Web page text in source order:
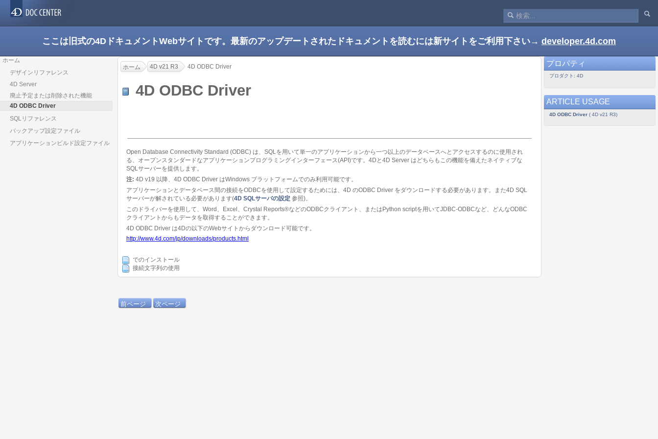
ここは旧式の4DドキュメントWebサイトです。最新のアップデートされたドキュメントを読むには新サイトをご利用下さい→ developer.4d.com
ホーム
デザインリファレンス
4D Server
廃止予定または削除された機能
4D ODBC Driver
SQLリファレンス
バックアップ設定ファイル
アプリケーションビルド設定ファイル
ホーム 4D v21 R3 4D ODBC Driver
4D ODBC Driver
Open Database Connectivity Standard (ODBC) は、SQLを用いて単一のアプリケーションから一つ以上のデータベースへとアクセスするのに使用され
る、オープンスタンダードなアプリケーションプログラミングインターフェース(API)です。4Dと4D Server はどちらもこの機能を備えたネイティブな
SQLサーバーを提供します。
注: 4D v19 以降、4D ODBC Driver はWindows プラットフォームでのみ利用可能です。
アプリケーションとデータベース間の接続をODBCを使用して設定するためには、4D のODBC Driver をダウンロードする必要があります。また4D SQL
サーバーが解されている必要があります(4D SQLサーバの設定 参照)。
このドライバーを使用して、Word、Excel、Crystal Reports®などのODBCクライアント、またはPython scriptを用いてJDBC-ODBCなど、どんなODBC
クライアントからもデータを取得することができます。
4D ODBC Driver は4Dの以下のWebサイトからダウンロード可能です。
http://www.4d.com/jp/downloads/products.html
でのインストール
接続文字列の使用
前ページ 次ページ
プロパティ
プロダクト: 4D
ARTICLE USAGE
4D ODBC Driver( 4D v21 R3)